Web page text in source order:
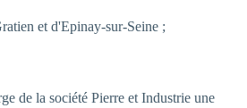
et d'Epinay-sur-Seine ;
de la société Pierre et Industrie une